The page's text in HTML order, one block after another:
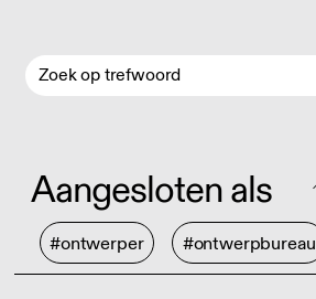
Aangesloten als
#ontwerper #ontwerpbureau